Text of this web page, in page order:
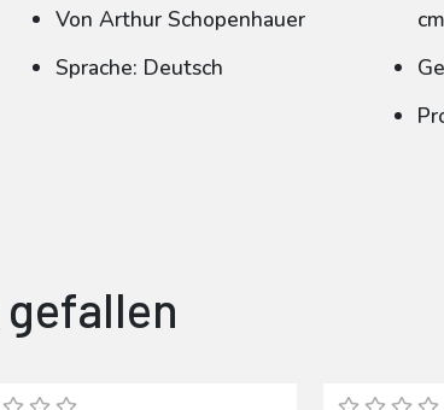
Von Arthur Schopenhauer
Sprache: Deutsch
cm